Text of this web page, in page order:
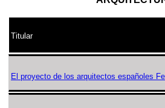
Titular
El proyecto de los arquitectos españoles